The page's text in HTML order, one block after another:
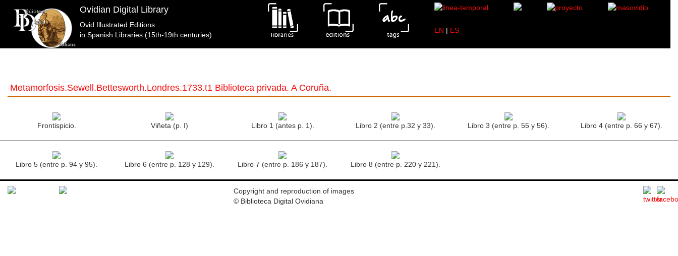
Ovidian Digital Library
Ovid Illustrated Editions
in Spanish Libraries (15th-19th centuries)
EN | ES
Metamorfosis.Sewell.Bettesworth.Londres.1733.t1 Biblioteca privada. A Coruña.
Frontispicio. Viñeta (p. I) Libro 1 (antes p. 1). Libro 2 (entre p.32 y 33). Libro 3 (entre p. 55 y 56). Libro 4 (entre p. 66 y 67).
Libro 5 (entre p. 94 y 95). Libro 6 (entre p. 128 y 129). Libro 7 (entre p. 186 y 187). Libro 8 (entre p. 220 y 221).
Copyright and reproduction of images
© Biblioteca Digital Ovidiana